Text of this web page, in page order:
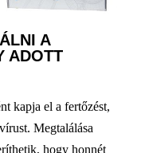
A
ADOTT
kapja el a fertőzést,
Megtalálása
hogy honnét